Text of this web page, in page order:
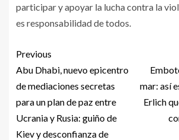
participar y apoyar la lucha contra la
es responsabilidad de todos.
Previous
Abu Dhabi, nuevo epicentro
de mediaciones secretas
para un plan de paz entre
Ucrania y Rusia: guiño de
Kiev y desconfianza de
mar: así
Erlich